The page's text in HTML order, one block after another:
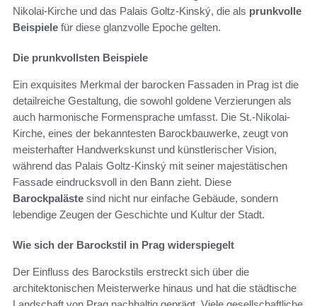
Nikolai-Kirche und das Palais Goltz-Kinský, die als prunkvolle
Beispiele für diese glanzvolle Epoche gelten.
Die prunkvollsten Beispiele
Ein exquisites Merkmal der barocken Fassaden in Prag ist die
detailreiche Gestaltung, die sowohl goldene Verzierungen als
auch harmonische Formensprache umfasst. Die St.-Nikolai-
Kirche, eines der bekanntesten Barockbauwerke, zeugt von
meisterhafter Handwerkskunst und künstlerischer Vision,
während das Palais Goltz-Kinský mit seiner majestätischen
Fassade eindrucksvoll in den Bann zieht. Diese
Barockpaläste sind nicht nur einfache Gebäude, sondern
lebendige Zeugen der Geschichte und Kultur der Stadt.
Wie sich der Barockstil in Prag widerspiegelt
Der Einfluss des Barockstils erstreckt sich über die
architektonischen Meisterwerke hinaus und hat die städtische